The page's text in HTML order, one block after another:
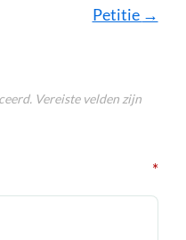
Petitie →
Vereiste velden zijn
*